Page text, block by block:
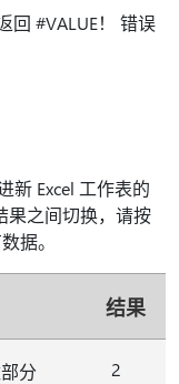
回 #VALUE！ 错误
新 Excel 工作表的
果之间切换，请按
据。
结果
分 2